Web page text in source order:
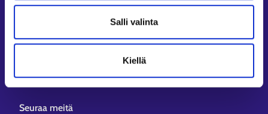
Salli valinta
Kiellä
Work in Finland⁠
Suomi.fi-valtuudet⁠
Seuraa meitä